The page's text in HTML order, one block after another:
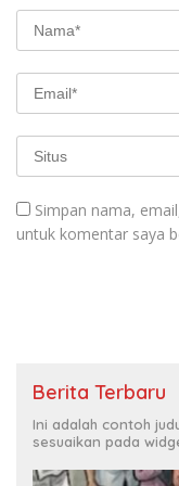
Simpan nama,
untuk komentar saya
Berita Terbaru
Ini adalah contoh
sesuaikan pada